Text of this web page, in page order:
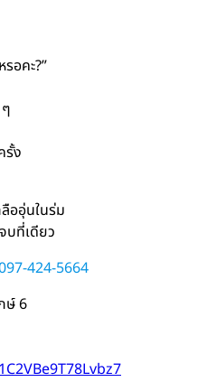
อคะ?”
รั้ง
ออุ่นในร่ม
บที่เดียว
424-5664
ษ์ 6